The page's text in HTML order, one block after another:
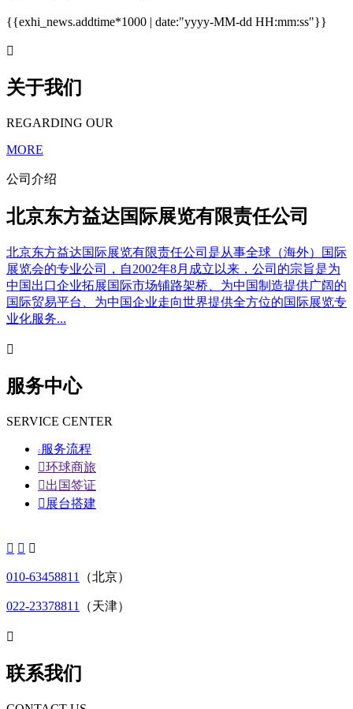
{{exhi_news.addtime*1000 | date:"yyyy-MM-dd HH:mm:ss"}}

关于我们
REGARDING OUR
MORE
公司介绍
北京东方益达国际展览有限责任公司
北京东方益达国际展览有限责任公司是从事全球（海外）国际
展览会的专业公司，自2002年8月成立以来，公司的宗旨是为
中国出口企业拓展国际市场铺路架桥、为中国制造提供广阔的
国际贸易平台、为中国企业走向世界提供全方位的国际展览专
业化服务...

服务中心
SERVICE CENTER
 服务流程
环球商旅
出国签证
 展台搭建
  
010-63458811 （北京）
022-23378811 （天津）

联系我们